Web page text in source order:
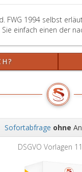
FWG 1994 selbst
einfach einen der
Sofortabfrage ohne
DSGVO Vorlagen